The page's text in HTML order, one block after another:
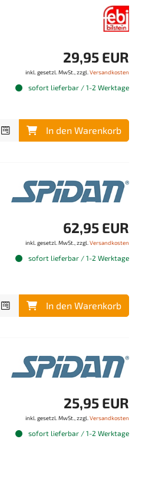
29,95 EUR
inkl. gesetzl. MwSt., zzgl. Versandkosten
sofort lieferbar / 1-2 Werktage
In den Warenkorb
62,95 EUR
inkl. gesetzl. MwSt., zzgl. Versandkosten
sofort lieferbar / 1-2 Werktage
In den Warenkorb
25,95 EUR
inkl. gesetzl. MwSt., zzgl. Versandkosten
sofort lieferbar / 1-2 Werktage